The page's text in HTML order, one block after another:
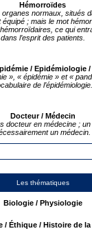
Hémorroïdes
normaux, situés
; mais le mot
ce qui
dans l’esprit des patients.
/ Epidémiologie /
», « épidémie » et «
de l’épidémiologie.
Docteur / Médecin
docteur en médecine ; un
un médecin.
Les thématiques
Biologie / Physiologie
/ Éthique / Histoire de la